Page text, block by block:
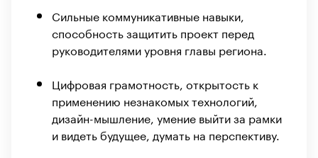
Сильные коммуникативные навыки,
способность защитить проект перед
руководителями уровня главы региона.
Цифровая грамотность, открытость к
применению незнакомых технологий,
дизайн-мышление, умение выйти за рамки
и видеть будущее, думать на перспективу.